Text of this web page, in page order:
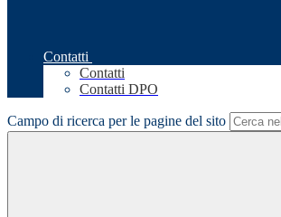
Contatti
Contatti
Contatti DPO
Campo di ricerca per le pagine del sito